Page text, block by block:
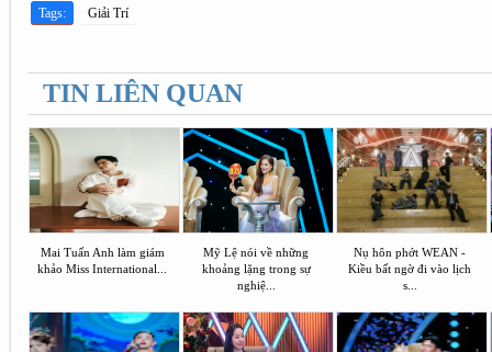
Tags: Giải Trí
TIN LIÊN QUAN
Mai Tuấn Anh làm giám
khảo Miss International...
Mỹ Lệ nói về những
khoảng lặng trong sự
nghiệ...
Nụ hôn phớt WEAN -
Kiều bất ngờ đi vào lịch
s...